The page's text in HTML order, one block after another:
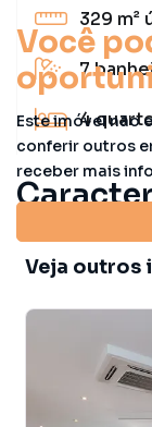
Você
Este imóvel não
conferir outros
receber mais
329 m²
7
4
Veja outros